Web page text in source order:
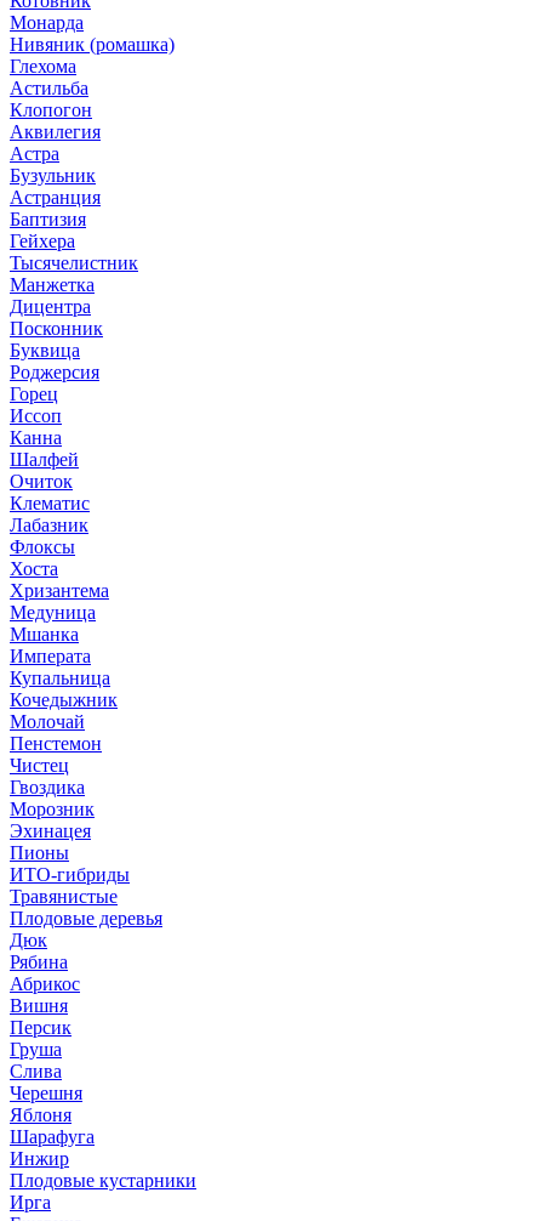
Монарда
Нивяник (ромашка)
Глехома
Астильба
Клопогон
Аквилегия
Астра
Бузульник
Астранция
Баптизия
Гейхера
Тысячелистник
Манжетка
Дицентра
Посконник
Буквица
Роджерсия
Горец
Иссоп
Канна
Шалфей
Очиток
Клематис
Лабазник
Флоксы
Хоста
Хризантема
Медуница
Мшанка
Императа
Купальница
Кочедыжник
Молочай
Пенстемон
Чистец
Гвоздика
Морозник
Эхинацея
Пионы
ИТО-гибриды
Травянистые
Плодовые деревья
Дюк
Рябина
Абрикос
Вишня
Персик
Груша
Слива
Черешня
Яблоня
Шарафуга
Инжир
Плодовые кустарники
Ирга